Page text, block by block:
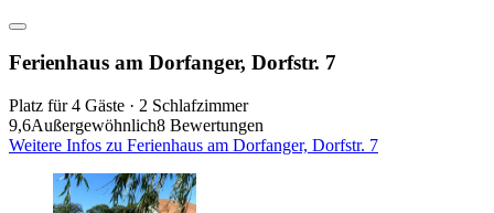
Ferienhaus am Dorfanger, Dorfstr. 7
Platz für 4 Gäste · 2 Schlafzimmer
9,6Außergewöhnlich8 Bewertungen
Weitere Infos zu Ferienhaus am Dorfanger, Dorfstr. 7